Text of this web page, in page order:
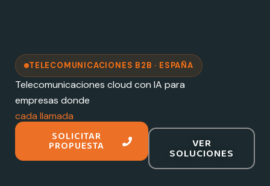
TELECOMUNICACIONES B2B · ESPAÑA
Telecomunicaciones cloud con IA para
empresas donde
cada llamada
importa
SOLICITAR
PROPUESTA VER
SOLUCIONES